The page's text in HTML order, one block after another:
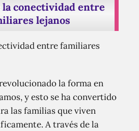
la conectividad entre
lejanos
entre familiares
la forma en
y esto se ha convertido
las familias que viven
A través de la